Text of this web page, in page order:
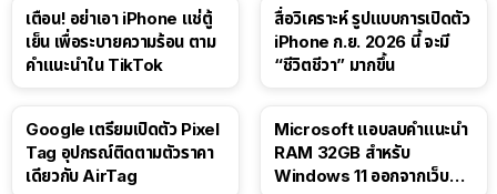
เตือน! อย่าเอา iPhone แช่ตู้
เย็น เพื่อระบายความร้อน ตาม
คำแนะนำใน TikTok
สื่อวิเคราะห์ รูปแบบการเปิดตัว
iPhone ก.ย. 2026 นี้ จะมี
“ชีวิตชีวา” มากขึ้น
Google เตรียมเปิดตัว Pixel
Tag อุปกรณ์ติดตามตัวราคา
เดียวกับ AirTag
Microsoft แอบลบคำแนะนำ
RAM 32GB สำหรับ
Windows 11 ออกจากเว็บตัว